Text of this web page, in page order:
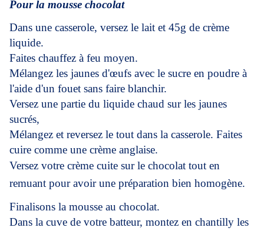
Pour la mousse chocolat
Dans une casserole, versez le lait et 45g de crème
liquide.
Faites chauffez à feu moyen.
Mélangez les jaunes d'œufs avec le sucre en poudre à
l'aide d'un fouet sans faire blanchir.
Versez une partie du liquide chaud sur les jaunes
sucrés,
Mélangez et reversez le tout dans la casserole. Faites
cuire comme une crème anglaise.
Versez votre crème cuite sur le chocolat tout en
remuant pour avoir une préparation bien homogène.
Finalisons la mousse au chocolat.
Dans la cuve de votre batteur, montez en chantilly les